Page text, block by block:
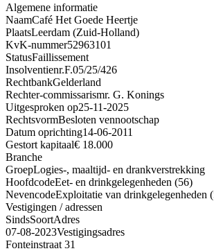
Algemene informatie
NaamCafé Het Goede Heertje
PlaatsLeerdam (Zuid-Holland)
KvK-nummer52963101
StatusFaillissement
Insolventienr.F.05/25/426
RechtbankGelderland
Rechter-commissarismr. G. Konings
Uitgesproken op25-11-2025
RechtsvormBesloten vennootschap
Datum oprichting14-06-2011
Gestort kapitaal€ 18.000
Branche
GroepLogies-, maaltijd- en drankverstrekking
HoofdcodeEet- en drinkgelegenheden (56)
NevencodeExploitatie van drinkgelegenheden
Vestigingen / adressen
SindsSoortAdres
07-08-2023Vestigingsadres
Fonteinstraat 31